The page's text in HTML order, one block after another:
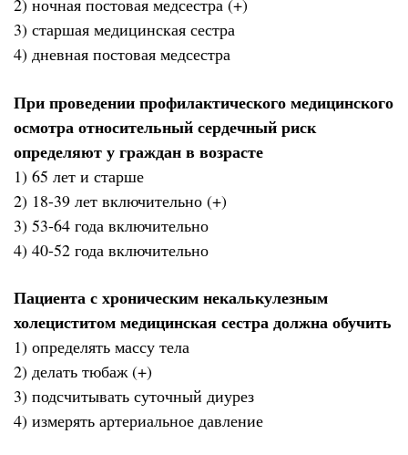
2) ночная постовая медсестра (+)
3) старшая медицинская сестра
4) дневная постовая медсестра
При проведении профилактического медицинского
осмотра относительный сердечный риск
определяют у граждан в возрасте
1) 65 лет и старше
2) 18-39 лет включительно (+)
3) 53-64 года включительно
4) 40-52 года включительно
Пациента с хроническим некалькулезным
холециститом медицинская сестра должна обучить
1) определять массу тела
2) делать тюбаж (+)
3) подсчитывать суточный диурез
4) измерять артериальное давление